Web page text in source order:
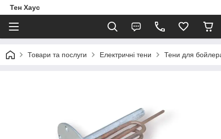
Тен Хаус
Товари та послуги Електричні тени Тени для